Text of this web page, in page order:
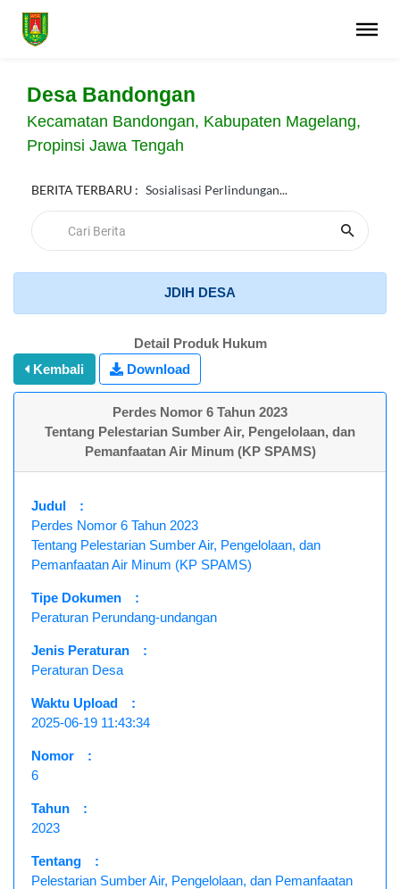
Desa Bandongan
Kecamatan Bandongan, Kabupaten Magelang,
Propinsi Jawa Tengah
BERITA TERBARU : Sosialisasi Perlindungan...
JDIH DESA
Detail Produk Hukum
Kembali
Download
Perdes Nomor 6 Tahun 2023
Tentang Pelestarian Sumber Air, Pengelolaan, dan
Pemanfaatan Air Minum (KP SPAMS)
Judul
:
Perdes Nomor 6 Tahun 2023
Tentang Pelestarian Sumber Air, Pengelolaan, dan
Pemanfaatan Air Minum (KP SPAMS)
Tipe Dokumen
:
Peraturan Perundang-undangan
Jenis Peraturan
:
Peraturan Desa
Waktu Upload
:
2025-06-19 11:43:34
Nomor
:
6
Tahun
:
2023
Tentang
:
Pelestarian Sumber Air, Pengelolaan, dan Pemanfaatan